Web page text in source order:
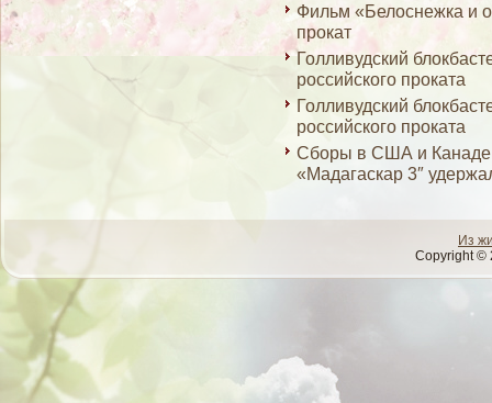
Фильм «Белоснежка и
прокат
Голливудский
российского проката
Голливудский
российского проката
Сборы в США и Канаде
«Мадагаскар 3″
Из
Copyright ©